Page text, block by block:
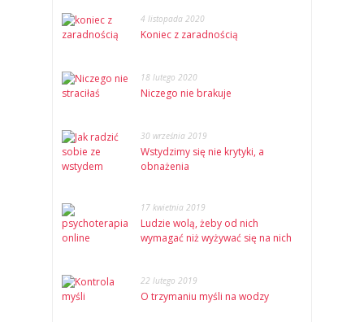
4 listopada 2020
Koniec z zaradnością
18 lutego 2020
Niczego nie brakuje
30 września 2019
Wstydzimy się nie krytyki, a
obnażenia
17 kwietnia 2019
Ludzie wolą, żeby od nich
wymagać niż wyżywać się na nich
22 lutego 2019
O trzymaniu myśli na wodzy